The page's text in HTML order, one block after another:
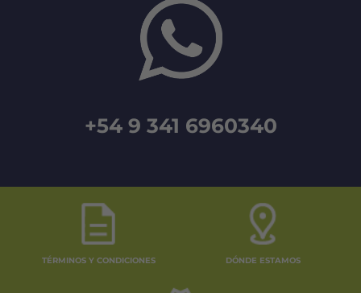
+54 9 341 6960340
TÉRMINOS Y CONDICIONES DÓNDE ESTAMOS